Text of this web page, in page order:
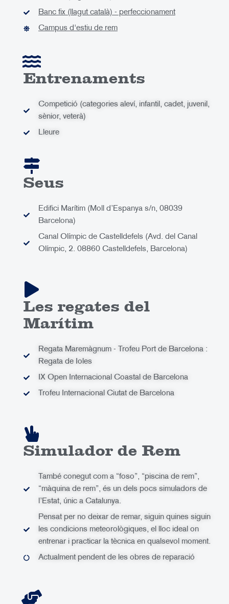
Banc fix (llagut català) - perfeccionament
Campus d'estiu de rem
Entrenaments
Competició (categories aleví, infantil, cadet, juvenil,
sènior, veterà)
Lleure
Seus
Edifici Marítim (Moll d’Espanya s/n, 08039
Barcelona)
Canal Olímpic de Castelldefels (Avd. del Canal
Olímpic, 2. 08860 Castelldefels, Barcelona)
Les regates del
Marítim
Regata Maremàgnum - Trofeu Port de Barcelona :
Regata de Ioles
IX Open Internacional Coastal de Barcelona
Trofeu Internacional Ciutat de Barcelona
Simulador de Rem
També conegut com a “foso”, “piscina de rem”,
“màquina de rem”, és un dels pocs simuladors de
l’Estat, únic a Catalunya.
Pensat per no deixar de remar, siguin quines siguin
les condicions meteorològiques, el lloc ideal on
entrenar i practicar la tècnica en qualsevol moment.
Actualment pendent de les obres de reparació